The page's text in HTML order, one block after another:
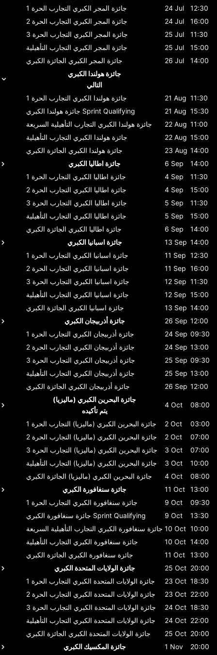
جائزة المجر الكبري التجارب الحرة 1 24 Jul
12:30
جائزة المجر الكبري التجارب الحرة 2 24 Jul
16:00
جائزة المجر الكبري التجارب الحرة 3 25 Jul
11:30
جائزة المجر الكبري التجارب التأهيلية 25 Jul
15:00
جائزة المجر الكبري الجائزة الكبري 26 Jul
14:00
جائزة هولندا الكبري
التالي
جائزة هولندا الكبري التجارب الحرة 1 21 Aug 11:30
جائزة هولندا الكبري Sprint Qualifying 21 Aug 15:30
جائزة هولندا الكبري التجارب التأهيلية السريعة 22 Aug 11:00
جائزة هولندا الكبري التجارب التأهيلية 22 Aug 15:00
جائزة هولندا الكبري الجائزة الكبري 23 Aug 14:00
جائزة اطاليا الكبري
6 Sep
14:00
جائزة اطاليا الكبري التجارب الحرة 1 4 Sep
11:30
جائزة اطاليا الكبري التجارب الحرة 2 4 Sep
15:00
جائزة اطاليا الكبري التجارب الحرة 3 5 Sep
11:30
جائزة اطاليا الكبري التجارب التأهيلية 5 Sep
15:00
جائزة اطاليا الكبري الجائزة الكبري 6 Sep
14:00
جائزة اسبانيا الكبري
13 Sep 14:00
جائزة اسبانيا الكبري التجارب الحرة 1 11 Sep 12:30
جائزة اسبانيا الكبري التجارب الحرة 2 11 Sep 16:00
جائزة اسبانيا الكبري التجارب الحرة 3 12 Sep 11:30
جائزة اسبانيا الكبري التجارب التأهيلية 12 Sep 15:00
جائزة اسبانيا الكبري الجائزة الكبري 13 Sep 14:00
جائزة أذربيجان الكبري
26 Sep 12:00
جائزة أذربيجان الكبري التجارب الحرة 1 24 Sep 09:30
جائزة أذربيجان الكبري التجارب الحرة 2 24 Sep 13:00
جائزة أذربيجان الكبري التجارب الحرة 3 25 Sep 09:30
جائزة أذربيجان الكبري التجارب التأهيلية 25 Sep 13:00
جائزة أذربيجان الكبري الجائزة الكبري 26 Sep 12:00
جائزة البحرين الكبري (ماليزيا)
يتم تأكيده
4 Oct 08:00
جائزة البحرين الكبري (ماليزيا) التجارب الحرة 1 2 Oct
03:00
جائزة البحرين الكبري (ماليزيا) التجارب الحرة 2 2 Oct
07:00
جائزة البحرين الكبري (ماليزيا) التجارب الحرة 3 3 Oct
07:00
جائزة البحرين الكبري (ماليزيا) التجارب التأهيلية 3 Oct
10:00
جائزة البحرين الكبري (ماليزيا) الجائزة الكبري 4 Oct
08:00
جائزة سنغافورة الكبري
11 Oct
13:00
جائزة سنغافورة الكبري التجارب الحرة 1 9 Oct
09:30
جائزة سنغافورة الكبري Sprint Qualifying 9 Oct
13:30
جائزة سنغافورة الكبري التجارب التأهيلية السريعة 10 Oct 10:00
جائزة سنغافورة الكبري التجارب التأهيلية 10 Oct 14:00
جائزة سنغافورة الكبري الجائزة الكبري 11 Oct
13:00
جائزة الولايات المتحدة الكبري
25 Oct 20:00
جائزة الولايات المتحدة الكبري التجارب الحرة 1 23 Oct 18:30
جائزة الولايات المتحدة الكبري التجارب الحرة 2 23 Oct 22:00
جائزة الولايات المتحدة الكبري التجارب الحرة 3 24 Oct 18:30
جائزة الولايات المتحدة الكبري التجارب التأهيلية 24 Oct 22:00
جائزة الولايات المتحدة الكبري الجائزة الكبري 25 Oct 20:00
جائزة المكسيك الكبري
1 Nov 20:00